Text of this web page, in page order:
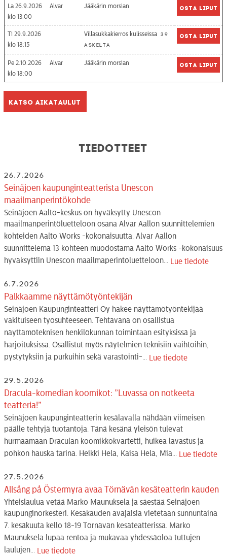
La 26.9.2026
13:00
Alvar Jääkärin morsian Osta liput
Ti 29.9.2026
18:15
Villasukkakierros kulisseissa 39
askelta
Osta liput
Pe 2.10.2026
18:00
Alvar Jääkärin morsian Osta liput
Katso aikataulut
Tiedotteet
26.7.2026
Seinäjoen kaupunginteatterista Unescon
maailmanperintökohde
Seinäjoen Aalto-keskus on hyväksytty Unescon
maailmanperintöluetteloon osana Alvar Aallon suunnittelemien
kohteiden Aalto Works -kokonaisuutta. Alvar Aallon
suunnittelema 13 kohteen muodostama Aalto Works -kokonaisuus
hyväksyttiin Unescon maailmaperintöluetteloon... Lue tiedote
6.7.2026
Palkkaamme näyttämötyöntekijän
Seinäjoen Kaupunginteatteri Oy hakee näyttämötyöntekijää
vakituiseen työsuhteeseen. Tehtävänä on osallistua
näyttämöteknisen henkilökunnan toimintaan esityksissä ja
harjoituksissa. Osallistut myös näytelmien teknisiin vaihtoihin,
pystytyksiin ja purkuihin sekä varastointi-... Lue tiedote
29.5.2026
Dracula-komedian koomikot: ”Luvassa on notkeeta
teatteria!”
Seinäjoen kaupunginteatterin kesälavalla nähdään viimeisen
päälle tehtyjä tuotantoja. Tänä kesänä yleisön tulevat
hurmaamaan Draculan koomikkokvartetti, huikea lavastus ja
pöhkön hauska tarina. Heikki Hela, Kaisa Hela, Mia... Lue tiedote
27.5.2026
Allsång på Östermyra avaa Törnävän kesäteatterin kauden
Yhteislaulua vetää Marko Maunuksela ja säestää Seinäjoen
kaupunginorkesteri. Kesäkauden avajaisia vietetään sunnuntaina
7. kesäkuuta kello 18-19 Törnävän kesäteatterissa. Marko
Maunuksela lupaa rentoa ja mukavaa yhdessäoloa tuttujen
laulujen... Lue tiedote